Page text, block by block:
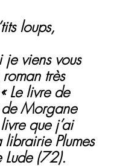
loups,
je viens vous
très
Le livre de
de Morgane
que j’ai
Plumes
Lude (72).